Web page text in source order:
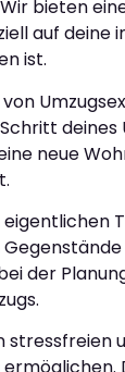
bieten
auf deine
ist.
deines
neue
der
stressfreien